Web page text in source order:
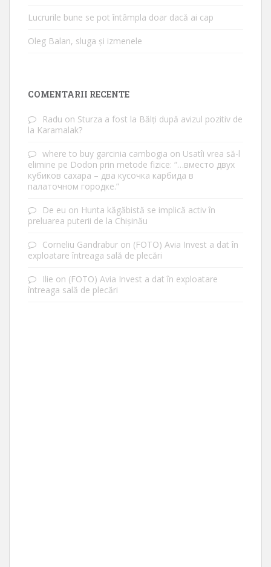
Lucrurile bune se pot întâmpla doar dacă ai cap
Oleg Balan, sluga și izmenele
COMENTARII RECENTE
Radu on Sturza a fost la Bălți după avizul pozitiv de
la Karamalak?
where to buy garcinia cambogia on Usatîi vrea să-l
elimine pe Dodon prin metode fizice: “…вместо двух
кубиков сахара – два кусочка карбида в
палаточном городке.”
De eu on Hunta kăgăbistă se implică activ în
preluarea puterii de la Chișinău
Corneliu Gandrabur on (FOTO) Avia Invest a dat în
exploatare întreaga sală de plecări
Ilie on (FOTO) Avia Invest a dat în exploatare
întreaga sală de plecări